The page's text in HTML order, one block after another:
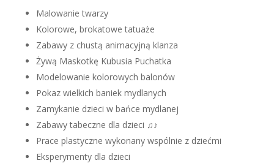
Malowanie twarzy
Kolorowe, brokatowe tatuaże
Zabawy z chustą animacyjną klanza
Żywą Maskotkę Kubusia Puchatka
Modelowanie kolorowych balonów
Pokaz wielkich baniek mydlanych
Zamykanie dzieci w bańce mydlanej
Zabawy tabeczne dla dzieci ♫♪
Prace plastyczne wykonany wspólnie z dziećmi
Eksperymenty dla dzieci